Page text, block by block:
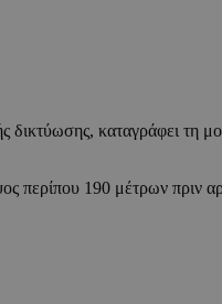
δικτύωσης, καταγράφει τη
περίπου 190 μέτρων πριν